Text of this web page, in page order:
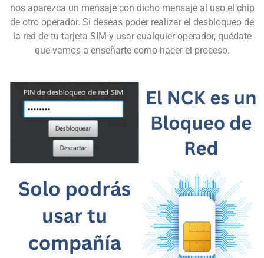
nos aparezca un mensaje con dicho mensaje al uso el chip
de otro operador. Si deseas poder realizar el desbloqueo de
la red de tu tarjeta SIM y usar cualquier operador, quédate
que vamos a enseñarte como hacer el proceso.